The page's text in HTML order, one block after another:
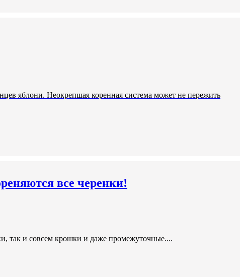
яблони. Неокрепшая коренная система может не пережить
все черенки!
так и совсем крошки и даже промежуточные....